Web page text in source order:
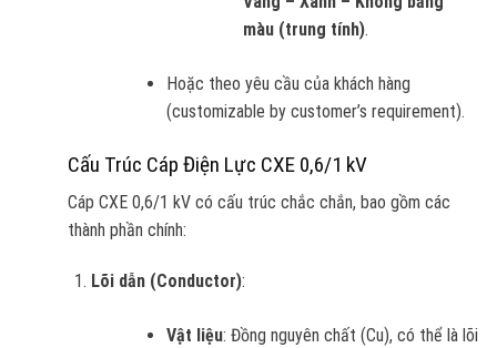
màu (trung tính).
Hoặc theo yêu cầu của khách hàng
(customizable by customer’s requirement).
Cấu Trúc Cáp Điện Lực CXE 0,6/1 kV
Cáp CXE 0,6/1 kV có cấu trúc chắc chắn, bao gồm các
thành phần chính:
Lõi dẫn (Conductor):
Vật liệu: Đồng nguyên chất (Cu), có thể là lõi